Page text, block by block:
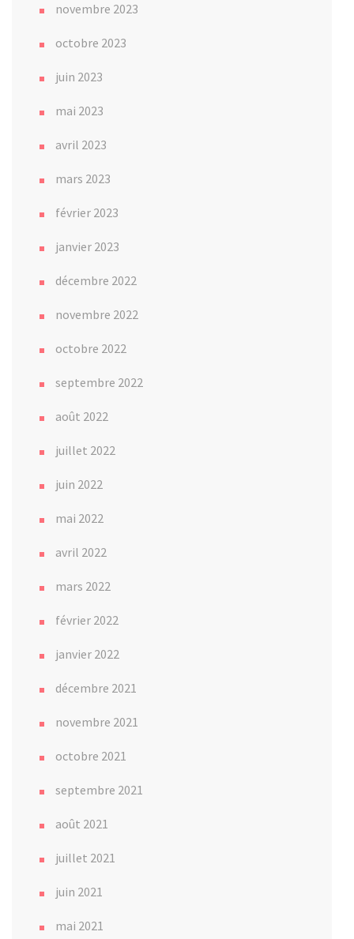
novembre 2023
octobre 2023
juin 2023
mai 2023
avril 2023
mars 2023
février 2023
janvier 2023
décembre 2022
novembre 2022
octobre 2022
septembre 2022
août 2022
juillet 2022
juin 2022
mai 2022
avril 2022
mars 2022
février 2022
janvier 2022
décembre 2021
novembre 2021
octobre 2021
septembre 2021
août 2021
juillet 2021
juin 2021
mai 2021